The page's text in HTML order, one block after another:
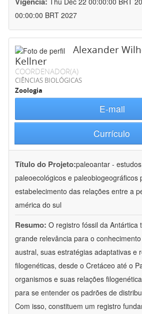
00:00:00 BRT 2027
Alexander
Kellner
COORDENADOR(A)
CIÊNCIAS BIOLÓGICAS
Zoologia
E-mail
Currículo
Título do Projeto:paleoantar -
paleoecológicos e paleobiogeográficos
estabelecimento das relações entre a
américa do sul
Resumo: O registro fóssil da Antártica
grande relevância para o
austral, suas estratégias adaptativas e
filogenéticas, desde o Cretáceo até o
organismos e suas relações
para se entender os padrões de
Com isso, constituem um registro